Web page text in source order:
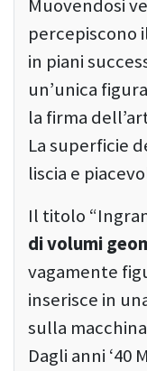
Muovendosi
percepiscono
in piani
un’unica
la firma
La superficie
liscia e
Il titolo
di volumi
vagamente
inserisce in
sulla
Dagli anni ‘40